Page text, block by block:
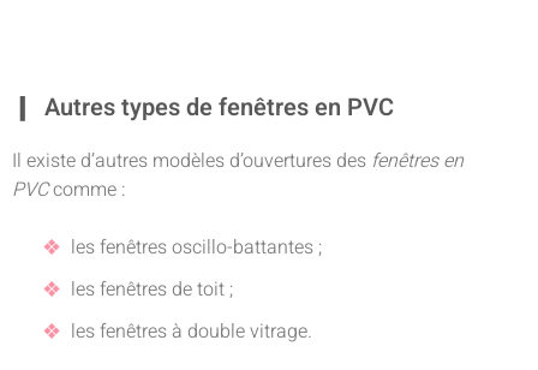
Autres types de fenêtres en PVC
Il existe d’autres modèles d’ouvertures des fenêtres en
PVCcomme :
les fenêtres oscillo-battantes ;
les fenêtres de toit ;
les fenêtres à double vitrage.